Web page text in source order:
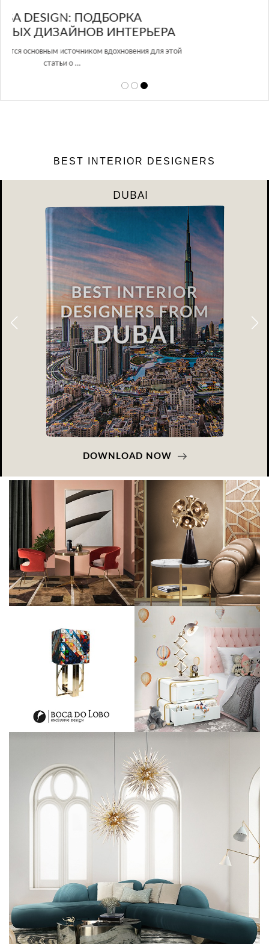
GLAZOV DESIGN GROUP – УНИКАЛЬНЫЙ
ПОДХОД К ДИЗАЙНУ
Glazov Design Group- это одна из лучших студий дизайна интерьера
BEST INTERIOR DESIGNERS
DUBAI
DOWNLOAD NOW